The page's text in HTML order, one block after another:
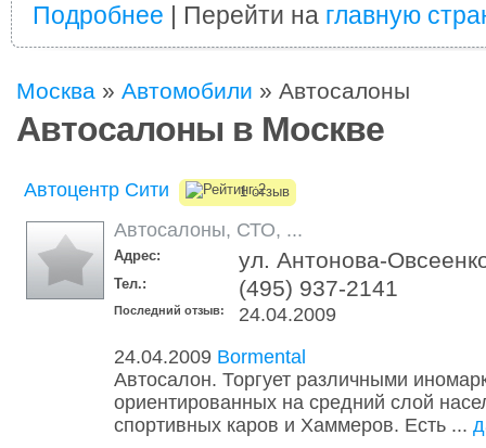
Подробнее | Перейти на главную
Москва » Автомобили » Автосалоны
Автосалоны в Москве
Автоцентр Сити 1 отзыв
Автосалоны, СТО, ...
Адрес: ул. Антонова-
Тел.: (495) 937-2141
Последний отзыв:
24.04.2009
24.04.2009 Bormental
Автосалон. Торгует различными
ориентированных на средний слой
спортивных каров и Хаммеров. Есть ...